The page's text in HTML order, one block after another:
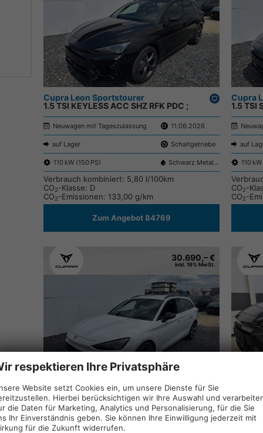
Cupra Leon Sportstourer
1.5 TSI KEYLESS ACC SHZ RFK PDC ;
Drucken,
parken
Neuwagen mit Tageszulassung 11.06.2026
auf Lager Schaltgetriebe
110 kW (150 PS)
Verbrauch kombiniert: 5,80 l/100km
CO2-Klasse: D
CO2-Emissionen: 133,00 g/km
Zum Angebot 84769
Cupra
1.5 TSI
auf
110
CO2-
CO2-
30.690,– €
inkl. 19% MwSt.
Cupra Leon Sportstourer
1.5 TSI SHZ RFK KEYLESS LED ;
parken
Neuwagen mit Tageszulassung -
Cupra
1.5 TSI
respektieren Ihre Privatsphäre
Website setzt Cookies ein, um unsere Dienste für Sie
Hierbei berücksichtigen wir Ihre Auswahl und
die Daten für Marketing, Analytics und Personalisierung, für die Sie
Ihr Einverständnis geben. Sie können Ihre Einwilligung jederzeit mit
für die Zukunft widerrufen.